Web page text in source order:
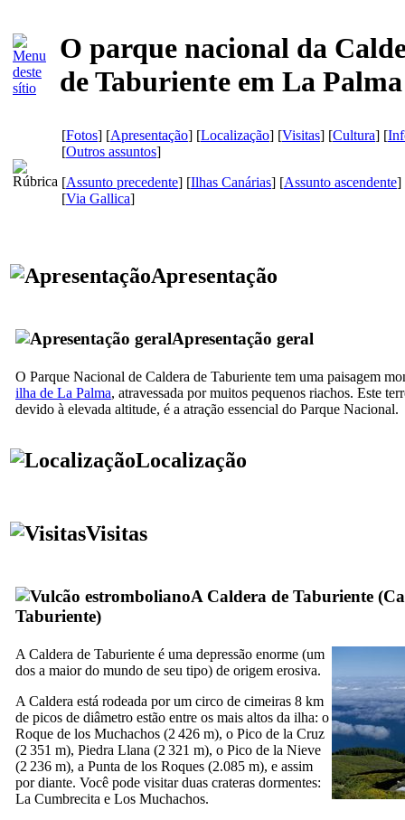
O parque nacional da
de Taburiente em La Palma
[Fotos] [Apresentação] [Localização] [Visitas] [Cultura] [
[Outros assuntos]
[Assunto precedente] [Ilhas Canárias] [Assunto ascendente]
[Via Gallica]
Apresentação
Apresentação geral
O Parque Nacional de Caldera de Taburiente tem uma paisagem
ilha de La Palma, atravessada por muitos pequenos riachos. Este
devido à elevada altitude, é a atração essencial do Parque Nacional.
Localização
Visitas
A Caldera de Taburiente (
Taburiente)
A Caldera de Taburiente é uma depressão enorme (um
dos a maior do mundo de seu tipo) de origem erosiva.
A Caldera está rodeada por um circo de cimeiras 8 km
de picos de diâmetro estão entre os mais altos da ilha: o
Roque de los Muchachos (2 426 m), o Pico de la Cruz
(2 351 m), Piedra Llana (2 321 m), o Pico de la Nieve
(2 236 m), a Punta de los Roques (2.085 m), e assim
por diante. Você pode visitar duas crateras dormentes:
La Cumbrecita e Los Muchachos.